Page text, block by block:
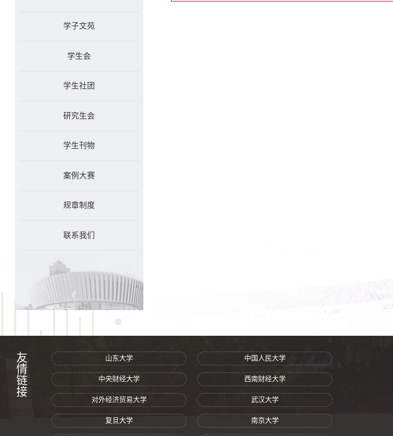
学子文苑
学生会
学生社团
研究生会
学生刊物
案例大赛
规章制度
联系我们
友情链接 山东大学 中国人民大学
中央财经大学 西南财经大学
对外经济贸易大学 武汉大学
复旦大学 南京大学